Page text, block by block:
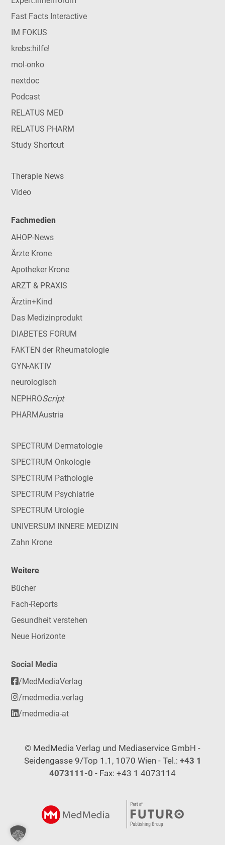
Fast Facts Interactive
IM FOKUS
krebs:hilfe!
mol-onko
nextdoc
Podcast
RELATUS MED
RELATUS PHARM
Study Shortcut
Therapie News
Video
Fachmedien
AHOP-News
Ärzte Krone
Apotheker Krone
ARZT & PRAXIS
Ärztin+Kind
Das Medizinprodukt
DIABETES FORUM
FAKTEN der Rheumatologie
GYN-AKTIV
neurologisch
NEPHROScript
PHARMAustria
SPECTRUM Dermatologie
SPECTRUM Onkologie
SPECTRUM Pathologie
SPECTRUM Psychiatrie
SPECTRUM Urologie
UNIVERSUM INNERE MEDIZIN
Zahn Krone
Weitere
Bücher
Fach-Reports
Gesundheit verstehen
Neue Horizonte
Social Media
/MedMediaVerlag
/medmedia.verlag
/medmedia-at
© MedMedia Verlag und Mediaservice GmbH -
Seidengasse 9/Top 1.1, 1070 Wien - Tel.: +43 1
4073111-0 - Fax: +43 1 4073114